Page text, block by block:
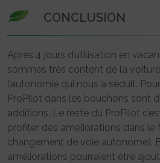
CONCLUSION
Après 4 jours d’utilisation en
sommes très content de la voiture
l’autonomie qui nous a séduit.
ProPilot dans les bouchons sont
additions. Le reste du ProPilot
profiter des améliorations dans
changement de voie autonome).
améliorations pourraient être